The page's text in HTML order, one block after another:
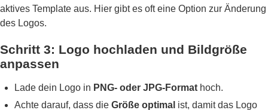
aktives Template aus. Hier gibt es oft eine Option zur Änderung
des Logos.
Schritt 3: Logo hochladen und Bildgröße
anpassen
Lade dein Logo in PNG- oder JPG-Format hoch.
Achte darauf, dass die Größe optimal ist, damit das Logo